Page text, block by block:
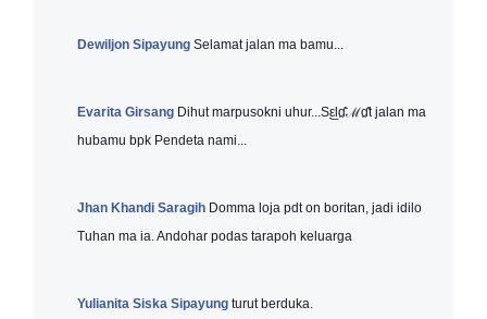
Dewiljon Sipayung Selamat jalan ma bamu...
Evarita Girsang Dihut marpusokni uhur...Sε̲̣̣lɑ̤̈̊ℳɑ̤̈̊t jalan ma
hubamu bpk Pendeta nami...
Jhan Khandi Saragih Domma loja pdt on boritan, jadi idilo
Tuhan ma ia. Andohar podas tarapoh keluarga
Yulianita Siska Sipayung turut berduka.